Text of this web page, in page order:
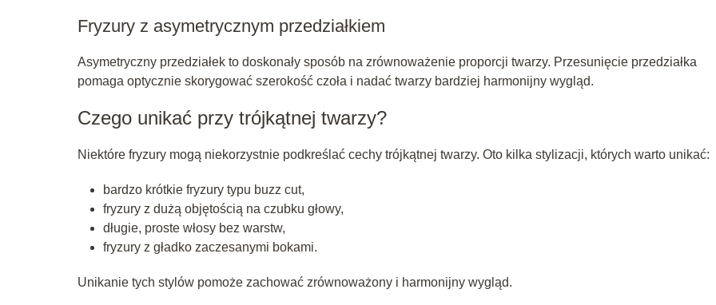
Fryzury z asymetrycznym przedziałkiem
Asymetryczny przedziałek to doskonały sposób na zrównoważenie proporcji twarzy. Przesunięcie przedziałka
pomaga optycznie skorygować szerokość czoła i nadać twarzy bardziej harmonijny wygląd.
Czego unikać przy trójkątnej twarzy?
Niektóre fryzury mogą niekorzystnie podkreślać cechy trójkątnej twarzy. Oto kilka stylizacji, których warto unikać:
bardzo krótkie fryzury typu buzz cut,
fryzury z dużą objętością na czubku głowy,
długie, proste włosy bez warstw,
fryzury z gładko zaczesanymi bokami.
Unikanie tych stylów pomoże zachować zrównoważony i harmonijny wygląd.